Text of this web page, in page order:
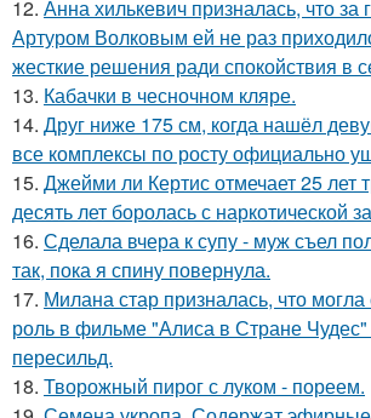
12. Анна хилькевич призналась, что за
Артуром Волковым ей не раз
жесткие решения ради спокойствия в
13. Кабачки в чесночном кляре.
14. Друг ниже 175 см, когда нашёл
все комплексы по росту официально
15. Джейми ли Кертис отмечает 25 лет
десять лет боролась с наркотической
16. Сделала вчера к супу - муж съел
так, пока я спину повернула.
17. Милана стар призналась, что
роль в фильме "Алиса в Стране
пересильд.
18. Творожный пирог с луком - пореем.